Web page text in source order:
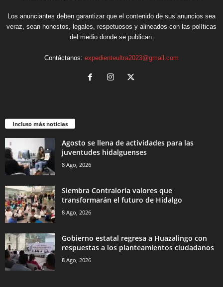
Los anunciantes deben garantizar que el contenido de sus anuncios sea
veraz, sean honestos, legales, respetuosos y alineados con las políticas
del medio donde se publican.
Contáctanos: expedienteultra2023@gmail.com
Incluso más noticias
Agosto se llena de actividades para las
juventudes hidalguenses
8 Ago, 2026
Siembra Contraloría valores que
transformarán el futuro de Hidalgo
8 Ago, 2026
Gobierno estatal regresa a Huazalingo con
respuestas a los planteamientos ciudadanos
8 Ago, 2026